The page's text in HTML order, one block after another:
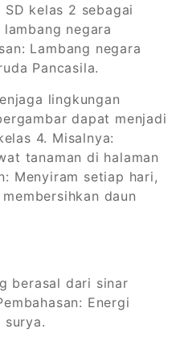
kelas 2 sebagai
negara
Lambang negara
Pancasila.
lingkungan
dapat menjadi
4. Misalnya:
tanaman di halaman
Menyiram setiap hari,
daun
berasal dari sinar
Energi
surya.